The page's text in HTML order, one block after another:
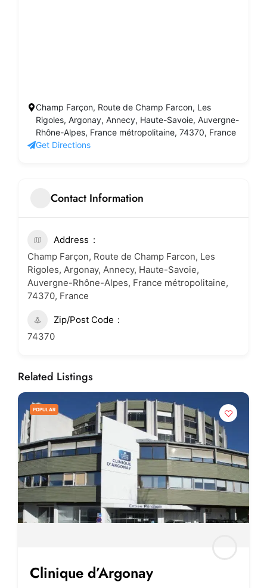
Champ Farçon, Route de Champ Farcon, Les
Rigoles, Argonay, Annecy, Haute-Savoie, Auvergne-
Rhône-Alpes, France métropolitaine, 74370, France
Get Directions
Contact Information
Address
Champ Farçon, Route de Champ Farcon, Les
Rigoles, Argonay, Annecy, Haute-Savoie,
Auvergne-Rhône-Alpes, France métropolitaine,
74370, France
Zip/Post Code
74370
Related Listings
POPULAR
Clinique d’Argonay